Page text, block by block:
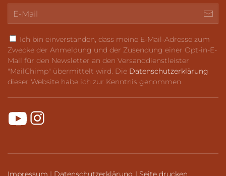
Ich bin einverstanden, dass meine E-Mail-Adresse zum
Zwecke der Anmeldung und der Zusendung einer Opt-in-E-
Mail für den Newsletter an den Versanddienstleister
"MailChimp" übermittelt wird. Die Datenschutzerklärung
dieser Website habe ich zur Kenntnis genommen.